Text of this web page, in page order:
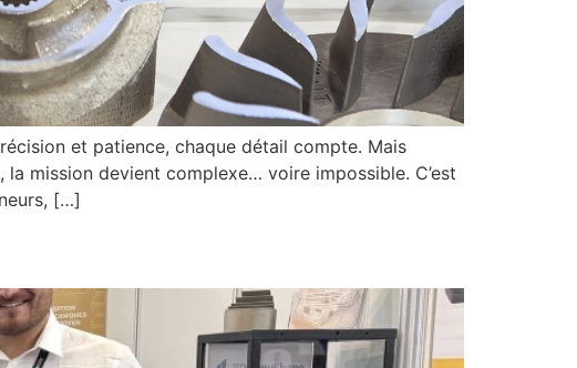
et patience, chaque détail compte. Mais
mission devient complexe… voire impossible. C’est
[…]